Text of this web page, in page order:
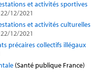
et activités sportives
22/12/2021
et activités culturelles
22/12/2021
précaires collectifs illégaux
(Santé publique France)